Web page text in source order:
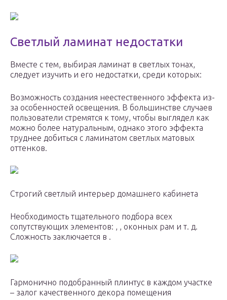
Светлый ламинат недостатки
Вместе с тем, выбирая ламинат в светлых тонах,
следует изучить и его недостатки, среди которых:
Возможность создания неестественного эффекта из-
за особенностей освещения. В большинстве случаев
пользователи стремятся к тому, чтобы выглядел как
можно более натуральным, однако этого эффекта
труднее добиться с ламинатом светлых матовых
оттенков.
Строгий светлый интерьер домашнего кабинета
Необходимость тщательного подбора всех
сопутствующих элементов: , , оконных рам и т. д.
Сложность заключается в .
Гармонично подобранный плинтус в каждом участке
– залог качественного декора помещения